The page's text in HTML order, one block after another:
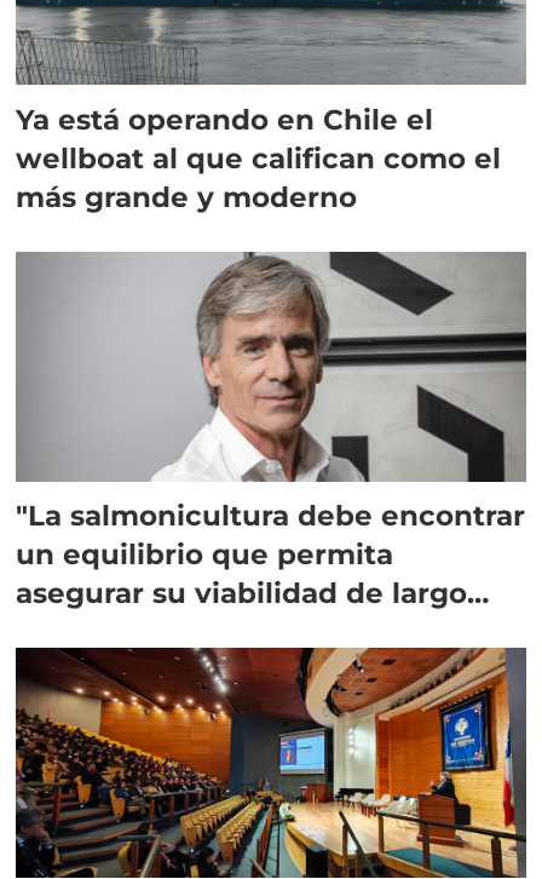
Ya está operando en Chile el
wellboat al que califican como el
más grande y moderno
"La salmonicultura debe encontrar
un equilibrio que permita
asegurar su viabilidad de largo